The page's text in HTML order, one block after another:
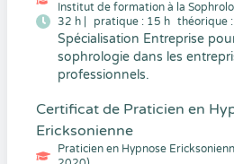
Institut de formation à la
32 h |
pratique : 15 h théorique
Spécialisation Entreprise
sophrologie dans les
professionnels.
Certificat de Praticien en
Ericksonienne
Praticien en Hypnose